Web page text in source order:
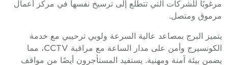
مرغوبًا للشركات التي تتطلع إلى ترسيخ نفسها في مركز أعمال
مرموق ومتصل.
يتميز البرج بمصاعد عالية السرعة ولوبي ترحيبي مع خدمة
الكونسيرج وأمن على مدار الساعة مع مراقبة CCTV، مما
يضمن بيئة آمنة ومهنية. يستفيد المستأجرون أيضًا من مواقف